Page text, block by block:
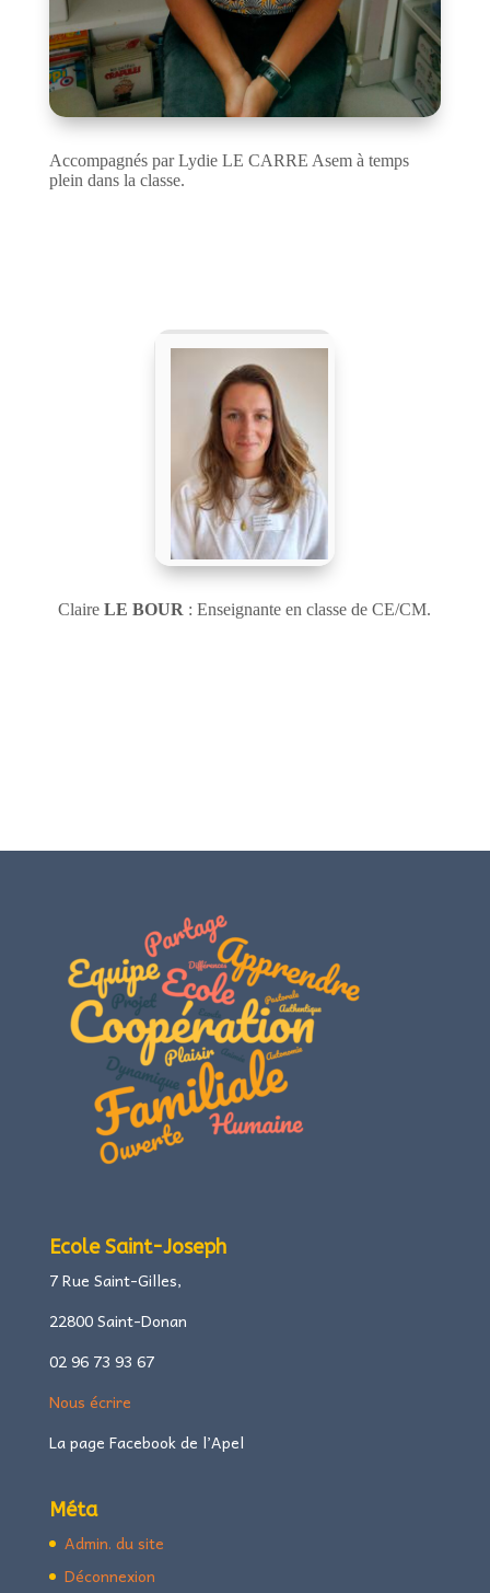
Accompagnés par Lydie LE CARRE Asem à temps
plein dans la classe.
ClaireLE BOUR : Enseignante en classe de CE/CM.
Ecole Saint-Joseph
7 Rue Saint-Gilles,
22800 Saint-Donan
02 96 73 93 67
Nous écrire
La page Facebook de l’Apel
Méta
Admin. du site
Déconnexion